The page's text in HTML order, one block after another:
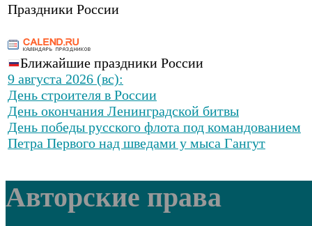
Праздники России
Ближайшие праздники России
9 августа 2026 (вс):
День строителя в России
День окончания Ленинградской битвы
День победы русского флота под командованием
Петра Первого над шведами у мыса Гангут
Авторские права